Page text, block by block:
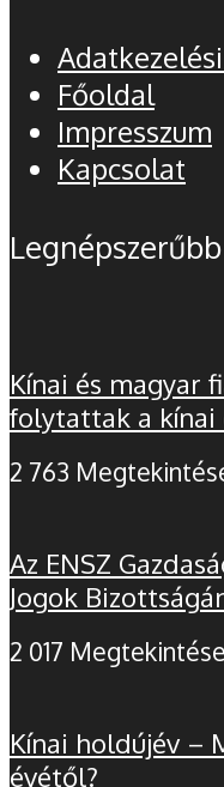
Főoldal
Impresszum
Kapcsolat
Legnépszerűbb
Kínai és magyar
folytattak a kínai
2 763
Az ENSZ
Jogok
2 017
Kínai holdújév –
évétől?